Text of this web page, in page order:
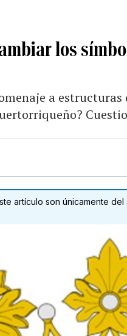
los
a
artículo son únicamente